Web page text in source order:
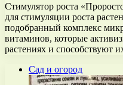
Стимулятор роста
для стимуляции роста
подобранный комплекс
витаминов, которые
растениях и способствуют
Сад и огород